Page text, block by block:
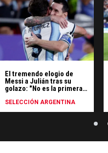
El tremendo elogio de
Messi a Julián tras su
golazo: "No es la primera
SELECCIÓN ARGENTINA